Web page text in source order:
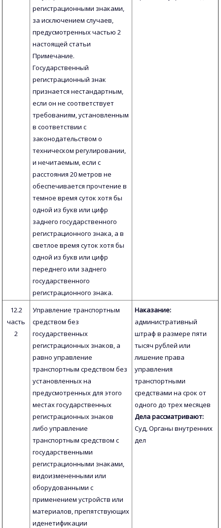
регистрационными знаками,
за исключением случаев,
предусмотренных частью 2
настоящей статьи
Примечание.
Государственный
регистрационный знак
признается нестандартным,
если он не соответствует
требованиям, установленным
в соответствии с
законодательством о
техническом регулировании,
и нечитаемым, если с
расстояния 20 метров не
обеспечивается прочтение в
темное время суток хотя бы
одной из букв или цифр
заднего государственного
регистрационного знака, а в
светлое время суток хотя бы
одной из букв или цифр
переднего или заднего
государственного
регистрационного знака.
12.2
часть
2
Управление транспортным
средством без
государственных
регистрационных знаков, а
равно управление
транспортным средством без
установленных на
предусмотренных для этого
местах государственных
регистрационных знаков
либо управление
транспортным средством с
государственными
регистрационными знаками,
видоизмененными или
оборудованными с
применением устройств или
материалов, препятствующих
иденетификации
Наказание:
административный
штраф в размере пяти
тысяч рублей или
лишение права
управления
транспортными
средствами на срок от
одного до трех месяцев
Дела рассматривают:
Суд, Органы внутренних
дел